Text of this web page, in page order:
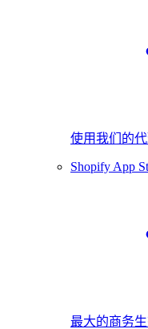
使用我们的
Shopify App
最大的商务